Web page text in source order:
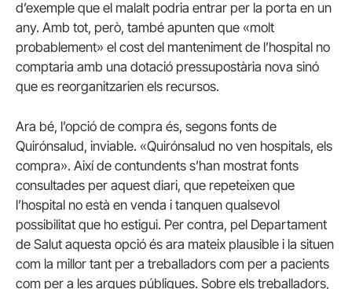
d’exemple que el malalt podria entrar per la porta en un
any. Amb tot, però, també apunten que «molt
probablement» el cost del manteniment de l’hospital no
comptaria amb una dotació pressupostària nova sinó
que es reorganitzarien els recursos.
Ara bé, l’opció de compra és, segons fonts de
Quirónsalud, inviable. «Quirónsalud no ven hospitals, els
compra». Així de contundents s’han mostrat fonts
consultades per aquest diari, que repeteixen que
l’hospital no està en venda i tanquen qualsevol
possibilitat que ho estigui. Per contra, pel Departament
de Salut aquesta opció és ara mateix plausible i la situen
com la millor tant per a treballadors com per a pacients
com per a les arques públiques. Sobre els treballadors,